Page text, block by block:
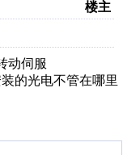
楼主
动伺服
的光电不管在哪里